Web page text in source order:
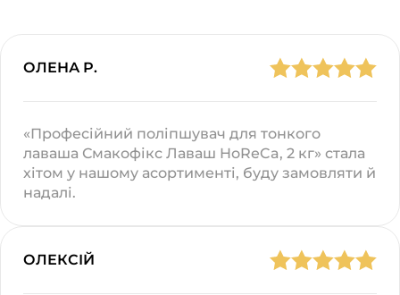
ОЛЕНА Р.
«Професійний поліпшувач для тонкого
лаваша Смакофікс Лаваш HoReCa, 2 кг» стала
хітом у нашому асортименті, буду замовляти й
надалі.
ОЛЕКСІЙ